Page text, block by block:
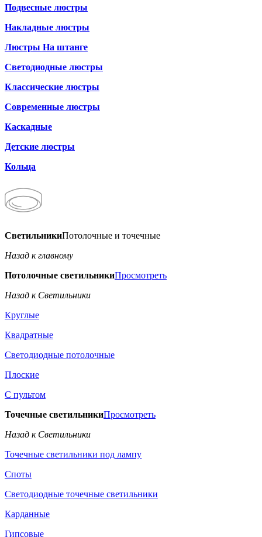
Подвесные люстры
Накладные люстры
Люстры На штанге
Светодиодные люстры
Классические люстры
Современные люстры
Каскадные
Детские люстры
Кольца
СветильникиПотолочные и точечные
Назад к главному
Потолочные светильникиПросмотреть
Назад к Светильники
Круглые
Квадратные
Светодиодные потолочные
Плоские
С пультом
Точечные светильникиПросмотреть
Назад к Светильники
Точечные светильники под лампу
Споты
Светодиодные точечные светильники
Карданные
Гипсовые